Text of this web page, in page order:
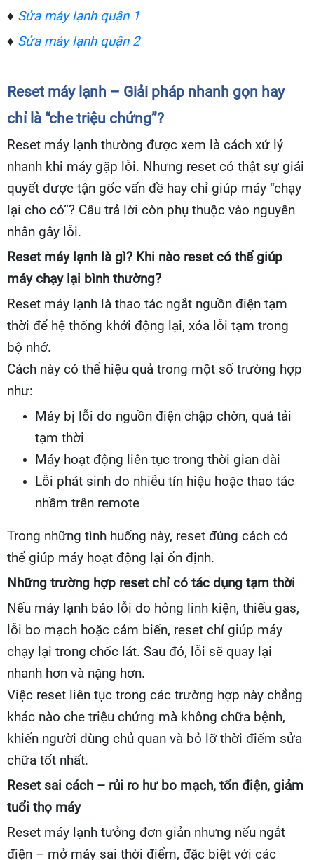
♦ Sửa máy lạnh quận 1
♦ Sửa máy lạnh quận 2
Reset máy lạnh – Giải pháp nhanh gọn hay
chỉ là “che triệu chứng”?
Reset máy lạnh thường được xem là cách xử lý
nhanh khi máy gặp lỗi. Nhưng reset có thật sự giải
quyết được tận gốc vấn đề hay chỉ giúp máy “chạy
lại cho có”? Câu trả lời còn phụ thuộc vào nguyên
nhân gây lỗi.
Reset máy lạnh là gì? Khi nào reset có thể giúp
máy chạy lại bình thường?
Reset máy lạnh là thao tác ngắt nguồn điện tạm
thời để hệ thống khởi động lại, xóa lỗi tạm trong
bộ nhớ.
Cách này có thể hiệu quả trong một số trường hợp
như:
Máy bị lỗi do nguồn điện chập chờn, quá tải
tạm thời
Máy hoạt động liên tục trong thời gian dài
Lỗi phát sinh do nhiễu tín hiệu hoặc thao tác
nhầm trên remote
Trong những tình huống này, reset đúng cách có
thể giúp máy hoạt động lại ổn định.
Những trường hợp reset chỉ có tác dụng tạm thời
Nếu máy lạnh báo lỗi do hỏng linh kiện, thiếu gas,
lỗi bo mạch hoặc cảm biến, reset chỉ giúp máy
chạy lại trong chốc lát. Sau đó, lỗi sẽ quay lại
nhanh hơn và nặng hơn.
Việc reset liên tục trong các trường hợp này chẳng
khác nào che triệu chứng mà không chữa bệnh,
khiến người dùng chủ quan và bỏ lỡ thời điểm sửa
chữa tốt nhất.
Reset sai cách – rủi ro hư bo mạch, tốn điện, giảm
tuổi thọ máy
Reset máy lạnh tưởng đơn giản nhưng nếu ngắt
điện – mở máy sai thời điểm, đặc biệt với các